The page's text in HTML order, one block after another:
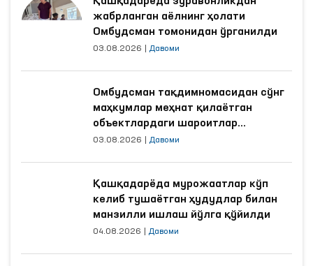
жабрланган аёлнинг ҳолати
Омбудсман томонидан ўрганилди
03.08.2026 Давоми
Омбудсман тақдимномасидан сўнг
маҳкумлар меҳнат қилаётган
объектлардаги шароитлар
яхшиланди
03.08.2026 Давоми
Қашқадарёда мурожаатлар кўп
келиб тушаётган ҳудудлар билан
манзилли ишлаш йўлга қўйилди
04.08.2026 Давоми